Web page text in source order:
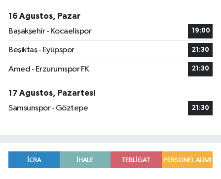
16 Ağustos, Pazar
Başakşehir - Kocaelispor
19:00
Beşiktaş - Eyüpspor 21:30
Amed - Erzurumspor FK 21:30
17 Ağustos, Pazartesi
Samsunspor - Göztepe
21:30